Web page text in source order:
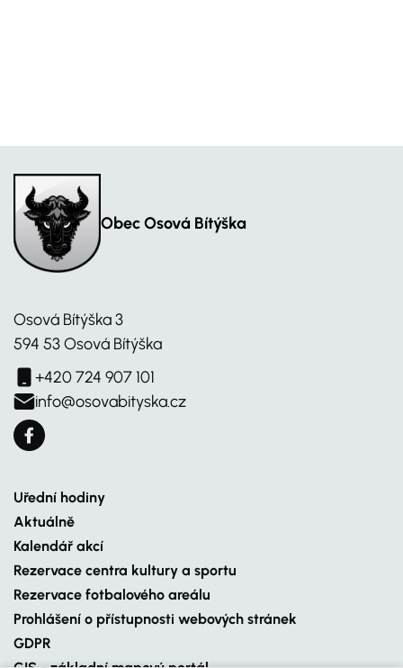
Obec Osová Bítýška
Osová Bítýška 3
594 53 Osová Bítýška
+420 724 907 101
info@osovabityska.cz
Uřední hodiny
Aktuálně
Kalendář akcí
Rezervace centra kultury a sportu
Rezervace fotbalového areálu
Prohlášení o přístupnosti webových stránek
GDPR